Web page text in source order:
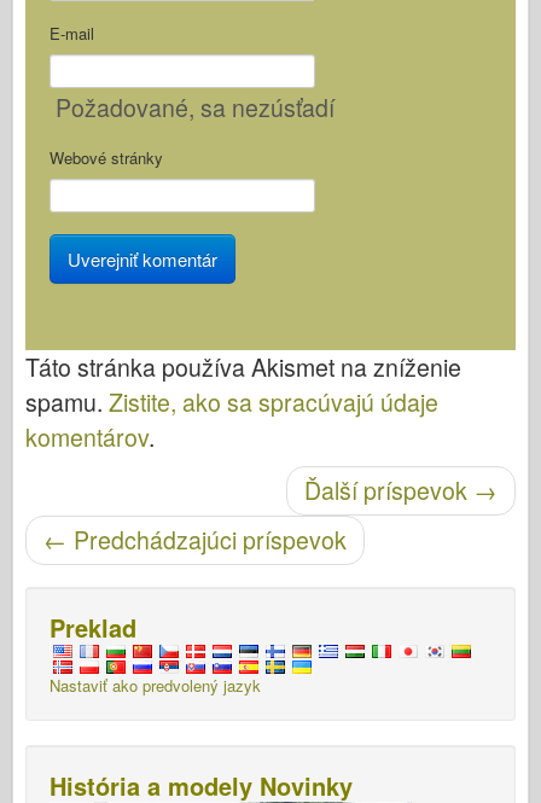
E-mail
Požadované, sa nezúsťadí
Webové stránky
Táto stránka používa Akismet na zníženie
spamu. Zistite, ako sa spracúvajú údaje
komentárov.
Ďalší príspevok →
← Predchádzajúci príspevok
Preklad
Nastaviť ako predvolený jazyk
História a modely Novinky